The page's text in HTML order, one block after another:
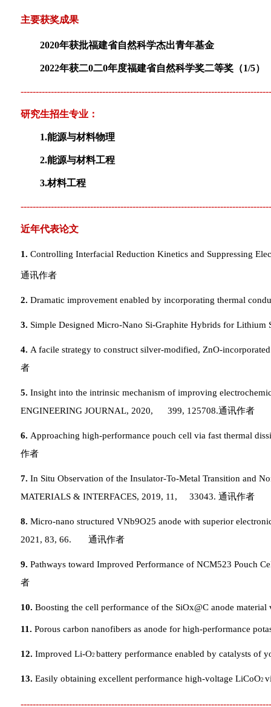
主要获奖成果
2020年获批福建省自然科学杰出青年基金
2022年获二0二0年度福建省自然科学奖二等奖（1/5）
研究生招生专业：
1.能源与材料物理
2.能源与材料工程
3.材料工程
近年代表论文
1. Controlling Interfacial Reduction Kinetics and Suppressing
通讯作者
2. Dramatic improvement enabled by incorporating thermal
3. Simple Designed Micro-Nano Si-Graphite Hybrids for Lithium
4. A facile strategy to construct silver-modified, ZnO-
者
5. Insight into the intrinsic mechanism of improving
ENGINEERING JOURNAL, 2020, 399, 125708.通讯作者
6. Approaching high-performance pouch cell via fast thermal
作者
7. In Situ Observation of the Insulator-To-Metal Transition and
MATERIALS & INTERFACES, 2019, 11, 33043. 通讯作者
8. Micro-nano structured VNb9O25 anode with superior
2021, 83, 66.
通讯作者
9. Pathways toward Improved Performance of NCM523 Pouch
者
10. Boosting the cell performance of the SiOx@C anode
11. Porous carbon nanofibers as anode for high-performance
12. Improved Li-O2 battery performance enabled by catalysts of
13. Easily obtaining excellent performance high-voltage LiCoO2